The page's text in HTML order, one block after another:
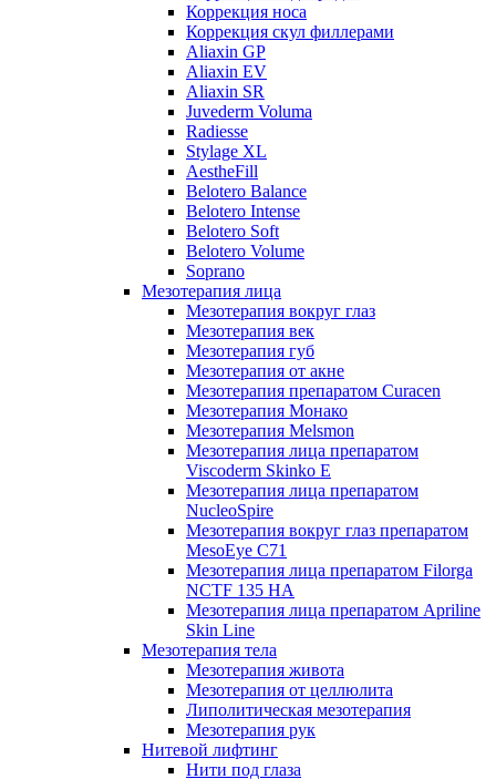
Коррекция носа
Коррекция скул филлерами
Aliaxin GP
Aliaxin EV
Aliaxin SR
Juvederm Voluma
Radiesse
Stylage XL
AestheFill
Belotero Balance
Belotero Intense
Belotero Soft
Belotero Volume
Soprano
Мезотерапия лица
Мезотерапия вокруг глаз
Мезотерапия век
Мезотерапия губ
Мезотерапия от акне
Мезотерапия препаратом Curacen
Мезотерапия Монако
Мезотерапия Melsmon
Мезотерапия лица препаратом
Viscoderm Skinko E
Мезотерапия лица препаратом
NucleoSpire
Мезотерапия вокруг глаз препаратом
MesoEye С71
Мезотерапия лица препаратом Filorga
NCTF 135 HA
Мезотерапия лица препаратом Apriline
Skin Line
Мезотерапия тела
Мезотерапия живота
Мезотерапия от целлюлита
Липолитическая мезотерапия
Мезотерапия рук
Нитевой лифтинг
Нити под глаза